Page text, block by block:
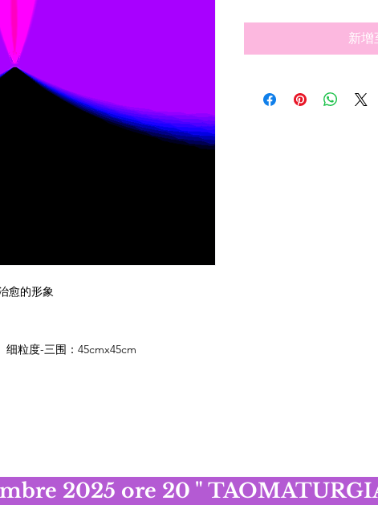
愈的形象
细粒度-三围：45cmx45cm
新增
2025 ore 20 "